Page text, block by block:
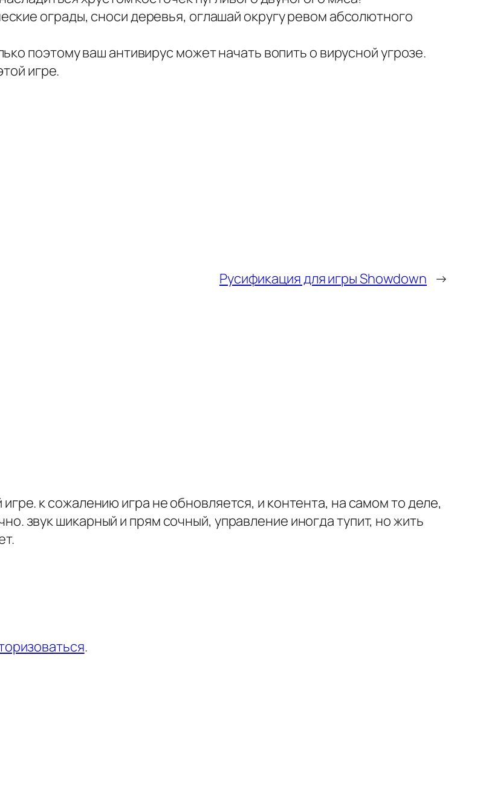
ограды, сноси деревья, оглашай округу ревом абсолютного
поэтому ваш антивирус может начать вопить о вирусной угрозе.
игре.
Русификация для игры Showdown →
к сожалению игра не обновляется, и контента, на самом то деле,
звук шикарный и прям сочный, управление иногда тупит, но жить
.